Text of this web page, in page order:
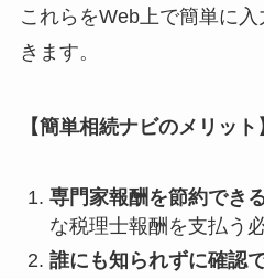
これらをWeb上で簡単に
きます。
【簡単相続ナビのメリット
専門家報酬を節約でき
な税理士報酬を支払う
誰にも知られずに確認